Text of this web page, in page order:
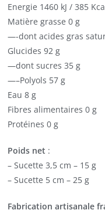
Energie 1460 kJ / 385
Matière grasse 0 g
—-dont acides gras
Glucides 92 g
—dont sucres 35 g
—–Polyols 57 g
Eau 8 g
Fibres alimentaires 0 g
Protéines 0 g
Poids net :
– Sucette 3,5 cm – 15 g
– Sucette 5 cm – 25 g
Fabrication artisanale